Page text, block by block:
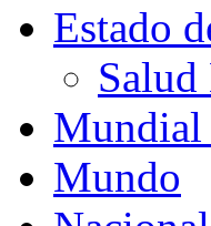
Estado
Salud
Mundial
Mundo